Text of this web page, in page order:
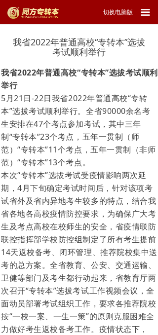
切换电脑版 끀
我省2022年普通高校“专转本”选拔
考试顺利举行
我省2022年普通高校“专转本”选拔考试顺利
举行
5月21日-22日我省2022年普通高校“专转
本”选拔考试顺利举行。全省90000余名考
生安排在47个考点参加考试，其中三年
制“专转本”23个考点，五年一贯制（师
范）“专转本”11个考点，五年一贯制（非师
范）“专转本”13个考点。
本次“专转本”选拔考试受疫情影响两次延
期，4月下旬确定考试时间后，针对该项考
试省外及省内异地考生较多的特点，结合我
省各地各高校疫情防控要求，为确保广大考
生及考点高校在校师生的安全，省疫情联防
联控指挥部学校防控组制定了所有考生提前
14天返校备考、闭环管理、推荐院校集中送
考的总方案。全省教育、公安、交通运输、
卫健等部门及考生都行动起来，省教育厅两
次召开“专转本”选拔考试工作视频会议，全
面动员部署考试组织工作，要求各推荐院校
按“一校一案、一生一策”的原则克服困难全
力做好考生返校备考工作。疫情状态下，